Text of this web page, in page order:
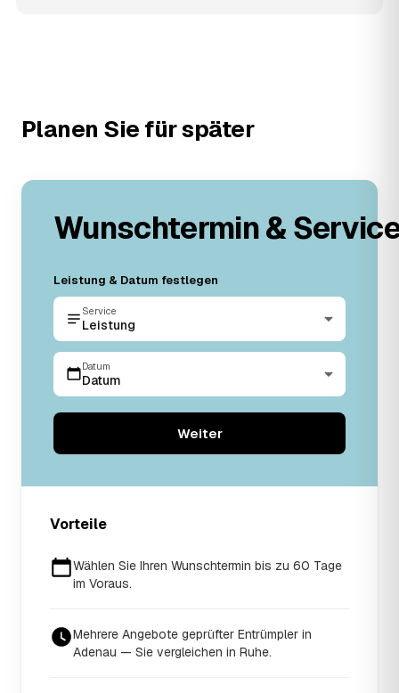
Planen Sie für später
Wunschtermin &
Leistung & Datum festlegen
Service
Leistung
Datum
Datum
Weiter
Vorteile
Wählen Sie Ihren Wunschtermin bis zu 60 Tage
im Voraus.
Mehrere Angebote geprüfter Entrümpler in
Adenau — Sie vergleichen in Ruhe.